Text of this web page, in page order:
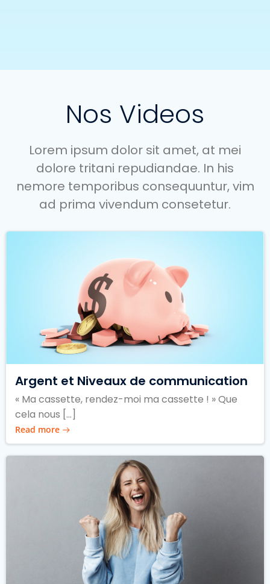
Nos Videos
Lorem ipsum dolor sit amet, at mei
dolore tritani repudiandae. In his
nemore temporibus consequuntur, vim
ad prima vivendum consetetur.
Argent et Niveaux de communication
« Ma cassette, rendez-moi ma cassette ! » Que
cela nous […]
Read more